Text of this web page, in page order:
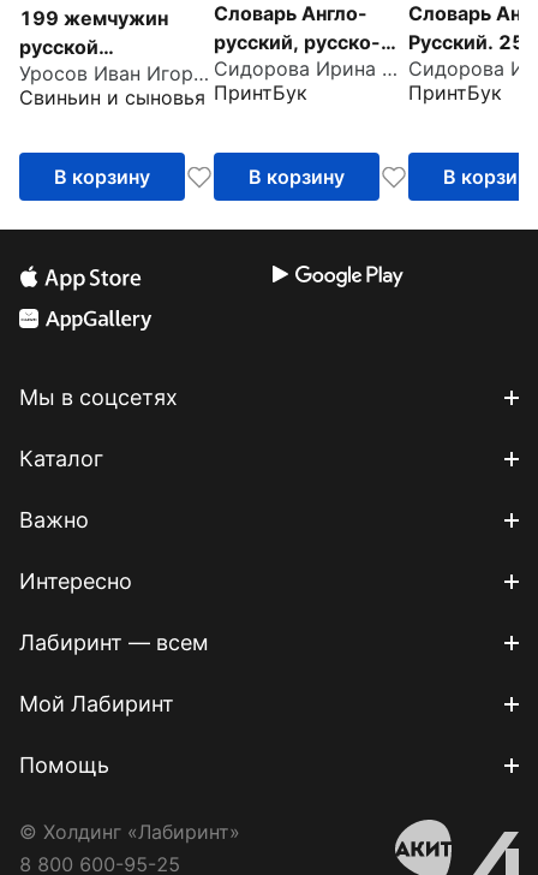
199 жемчужин
русской
фразеологии.
Школьный русско-
этимологический
словарь
Уросов Иван Игоревич
Свиньин и сыновья
В корзину
Словарь Англо-
русский, русско-
английский. 45000
слов
Сидорова Ирина Вадимовна
ПринтБук
В корзину
Словарь
Русский.
слов
ПринтБук
В корзину
Мы в соцсетях
Каталог
Важно
Интересно
Лабиринт — всем
Мой Лабиринт
Помощь
© Холдинг «Лабиринт»
8 800 600-95-25